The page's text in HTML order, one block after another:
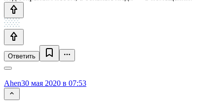
Ответить
Ahen30 мая 2020 в 07:53